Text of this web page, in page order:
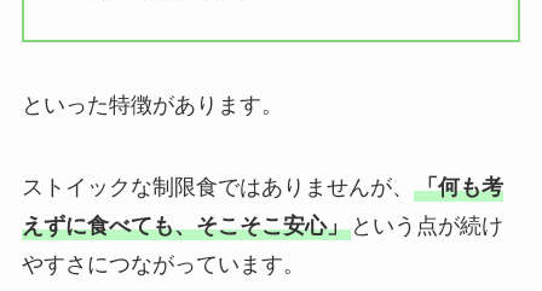
といった特徴があります。
ストイックな制限食ではありませんが、 「何も考
えずに食べても、そこそこ安心」という点が続け
やすさにつながっています。